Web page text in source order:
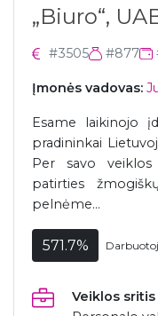
„Biuro“,
#3505 #877
Įmonės vadovas:
Esame laikinojo
pradininkai
Per savo
patirties
pelnėme...
571.7%
Veiklos sritis